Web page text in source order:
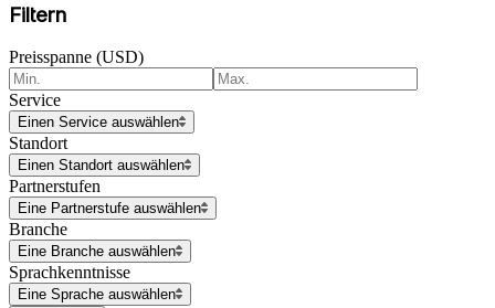
Filtern
Preisspanne (USD)
Service
Einen Service auswählen
Standort
Einen Standort auswählen
Partnerstufen
Eine Partnerstufe auswählen
Branche
Eine Branche auswählen
Sprachkenntnisse
Eine Sprache auswählen